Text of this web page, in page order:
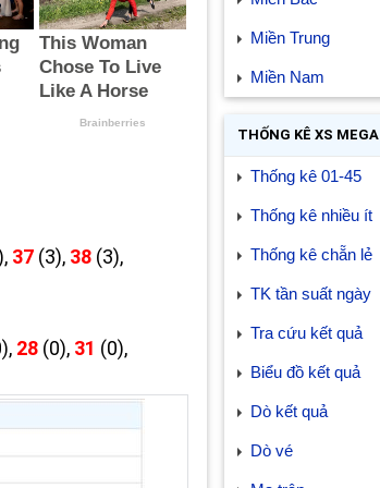
37 (3), 38 (3),
28 (0), 31 (0),
Miền Trung
Miền Nam
THỐNG KÊ XS MEGA
Thống kê 01-45
Thống kê nhiều ít
Thống kê chẵn lẻ
TK tần suất ngày
Tra cứu kết quả
Biểu đồ kết quả
Dò kết quả
Dò vé